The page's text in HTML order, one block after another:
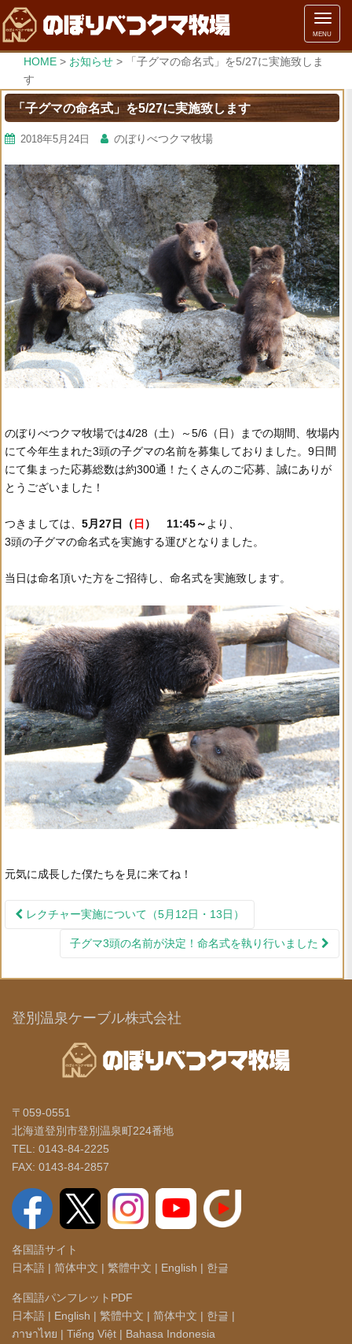
メ
ニ
ュ
MENU
HOME > お知らせ >
「子グマの命名式」を5/27に実施致しま
す
「子グマの命名式」を5/27に実施致します
2018年5月24日 のぼりべつクマ牧場
のぼりべつクマ牧場では4/28（土）～5/6（日）までの期間、牧場内
にて今年生まれた3頭の子グマの名前を募集しておりました。9日間
にて集まった応募総数は約300通！たくさんのご応募、誠にありが
とうございました！
つきましては、 5月27日（ 日 ） 11:45～ より、
3頭の子グマの命名式を実施する運びとなりました。
当日は命名頂いた方をご招待し、命名式を実施致します。
元気に成長した僕たちを見に来てね！
投稿ナビゲーション
レクチャー実施について（5月12日・13日）
子グマ3頭の名前が決定！命名式を執り行いました
登別温泉ケーブル株式会社
〒059-0551
北海道登別市登別温泉町224番地
TEL: 0143-84-2225
FAX: 0143-84-2857
各国語サイト
日本語 | 简体中文 | 繁體中文 | English | 한글
各国語パンフレットPDF
日本語 | English | 繁體中文 | 简体中文 | 한글 |
ภาษาไทย | Tiếng Việt | Bahasa Indonesia